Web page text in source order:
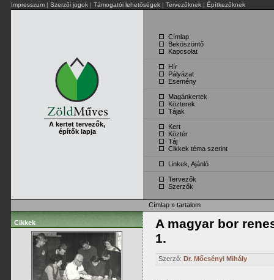
Impresszum | Szerzői jogok | Támogatói lehetőségek | Tervezőknek | Építkezőknek
A kertet tervezők,
építők lapja
Címlap
Beköszöntő
Kapcsolat
Hír
Pályázat
Esemény
Magánkertek
Közterek
Tájak
Kert
Köztér
Táj
Cikkek téma szerint
Linkek, Ajánló
Tervezők
Szerzők
Címlap » tartalom
Cikkek
A magyar bor
1.
Szerző: Dr. Mőcsényi Mihály